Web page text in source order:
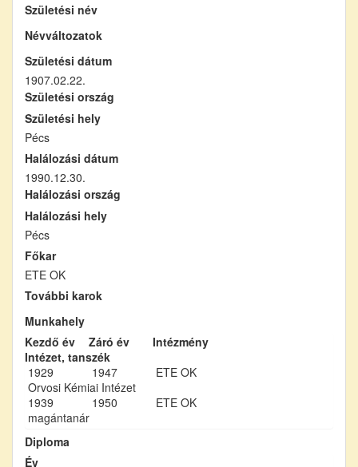
Születési név
Névváltozatok
Születési dátum
1907.02.22.
Születési ország
Születési hely
Pécs
Halálozási dátum
1990.12.30.
Halálozási ország
Halálozási hely
Pécs
Főkar
ETE OK
További karok
Munkahely
Kezdő év
Záró év
Intézmény
Intézet, tanszék
1929
1947
ETE OK
Orvosi Kémiai Intézet
1939
1950
ETE OK
magántanár
Diploma
Év